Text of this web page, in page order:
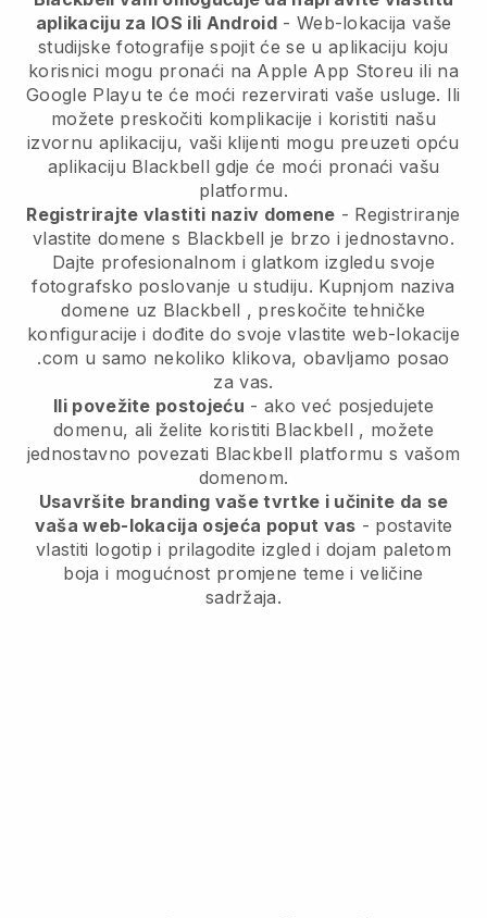
aplikaciju za IOS ili Android- Web-lokacija vaše
studijske fotografije spojit će se u aplikaciju koju
korisnici mogu pronaći na Apple App Storeu ili na
Google Playu te će moći rezervirati vaše usluge. Ili
možete preskočiti komplikacije i koristiti našu
izvornu aplikaciju, vaši klijenti mogu preuzeti opću
aplikaciju Blackbell gdje će moći pronaći vašu
platformu.
Registrirajte vlastiti naziv domene - Registriranje
vlastite domene s Blackbell je brzo i jednostavno.
Dajte profesionalnom i glatkom izgledu svoje
fotografsko poslovanje u studiju. Kupnjom naziva
domene uz Blackbell , preskočite tehničke
konfiguracije i dođite do svoje vlastite web-lokacije
.com u samo nekoliko klikova, obavljamo posao
za vas.
Ili povežite postojeću - ako već posjedujete
domenu, ali želite koristiti Blackbell , možete
jednostavno povezati Blackbell platformu s vašom
domenom.
Usavršite branding vaše tvrtke i učinite da se
vaša web-lokacija osjeća poput vas - postavite
vlastiti logotip i prilagodite izgled i dojam paletom
boja i mogućnost promjene teme i veličine
sadržaja.